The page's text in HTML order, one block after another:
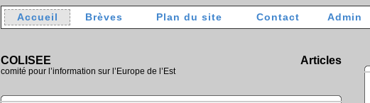
Accueil Brèves Plan du site Contact Admin
COLISEE Articles
comité pour l’information sur l’Europe de l’Est